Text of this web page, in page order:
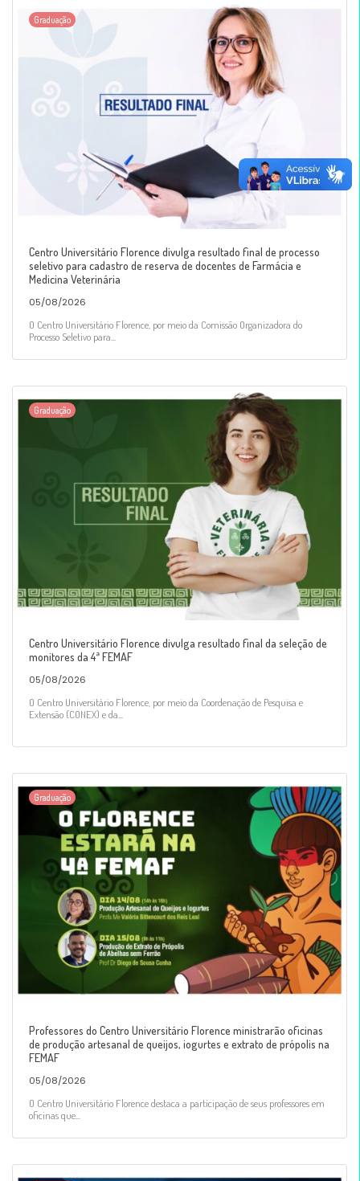
Graduação
Centro Universitário Florence divulga resultado final de processo
seletivo para cadastro de reserva de docentes de Farmácia e
Medicina Veterinária
05/08/2026
O Centro Universitário Florence, por meio da Comissão Organizadora do
Processo Seletivo para...
Graduação
Centro Universitário Florence divulga resultado final da seleção de
monitores da 4ª FEMAF
05/08/2026
O Centro Universitário Florence, por meio da Coordenação de Pesquisa e
Extensão (CONEX) e da...
Graduação
Professores do Centro Universitário Florence ministrarão oficinas
de produção artesanal de queijos, iogurtes e extrato de própolis na
FEMAF
05/08/2026
O Centro Universitário Florence destaca a participação de seus professores em
oficinas que...